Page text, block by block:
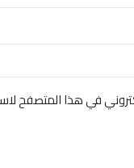
في هذا المتصفح